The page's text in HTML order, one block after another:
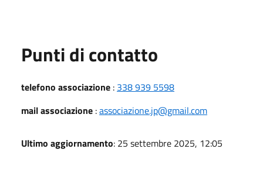
Punti di contatto
telefono associazione : 338 939 5598
mail associazione :associazione.jp@gmail.com
Ultimo aggiornamento: 25 settembre 2025, 12:05